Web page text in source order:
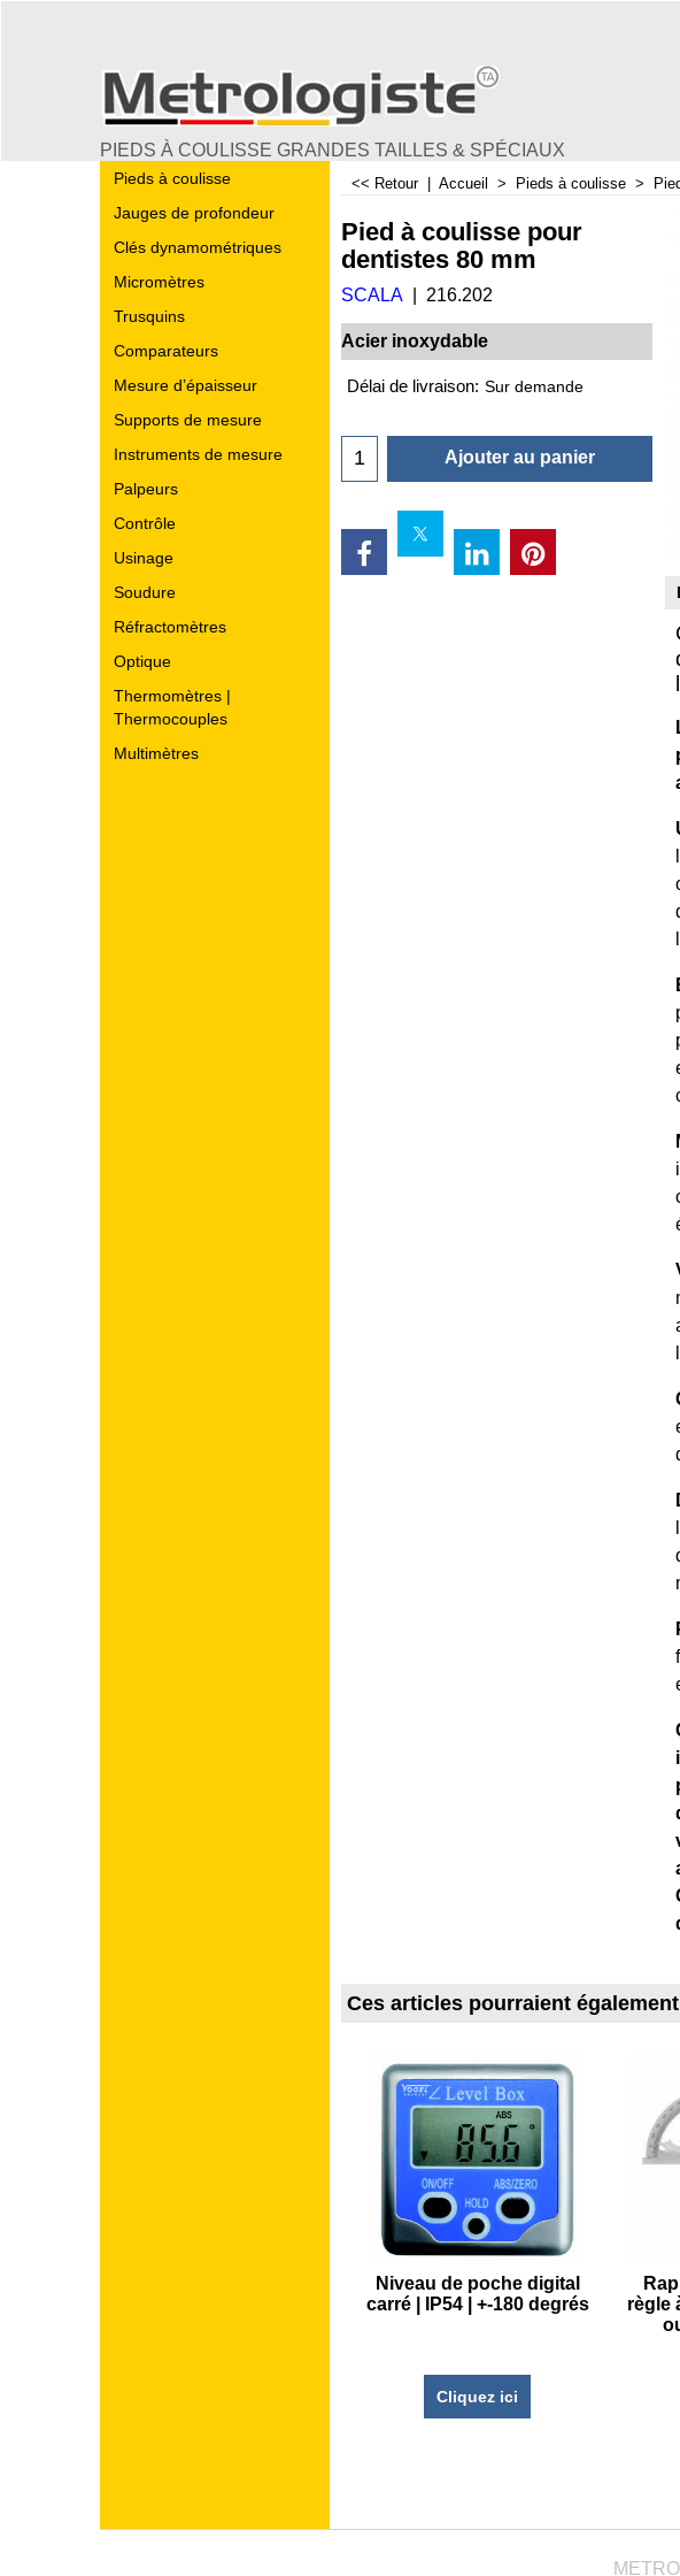
PIEDS À COULISSE GRANDES TAILLES & SPÉCIAUX
Pieds à coulisse
Jauges de profondeur
Clés dynamométriques
Micromètres
Trusquins
Comparateurs
Mesure d’épaisseur
Supports de mesure
Instruments de mesure
Palpeurs
Contrôle
Usinage
Soudure
Réfractomètres
Optique
Thermomètres |
Thermocouples
Multimètres
<< Retour Accueil > Pieds à coulisse >
Pied à coulisse pour
dentistes 80 mm
SCALA 216.202
Acier inoxydable
€119.45
Ces articles pourraient
Niveau de poche digital
carré | IP54 | +-180 degrés
Cliquez ici
règle